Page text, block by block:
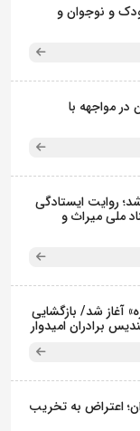
و نوجوان و
در مواجهه با
روایت ایستادگی
ملی میراث و
آغاز شد/ بازگشایی
برادران امیدوار
اعتراض به تخریب